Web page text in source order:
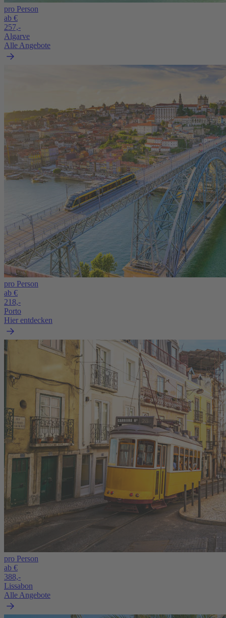
pro Person
ab €
257,-
Algarve
Alle Angebote
pro Person
ab €
218,-
Porto
Hier entdecken
pro Person
ab €
388,-
Lissabon
Alle Angebote